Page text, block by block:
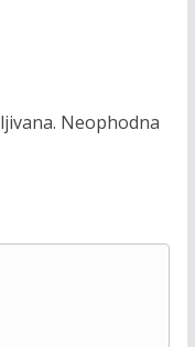
Neophodna